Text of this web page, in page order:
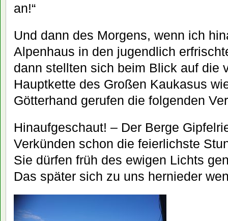
an!“
Und dann des Morgens, wenn ich
Alpenhaus in den jugendlich
dann stellten sich beim Blick auf die
Hauptkette des Großen Kaukasus
Götterhand gerufen die folgenden
Hinaufgeschaut! – Der Berge
Verkünden schon die feierlichste
Sie dürfen früh des ewigen Lichts
Das später sich zu uns hernieder